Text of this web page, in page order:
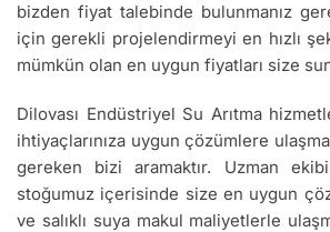
bizden fiyat talebinde bulunmanız
için gerekli projelendirmeyi en hızlı
mümkün olan en uygun fiyatları size
Dilovası Endüstriyel Su Arıtma
ihtiyaçlarınıza uygun çözümlere
gereken bizi aramaktır. Uzman
stoğumuz içerisinde size en uygun
ve salıklı suya makul maliyetlerle